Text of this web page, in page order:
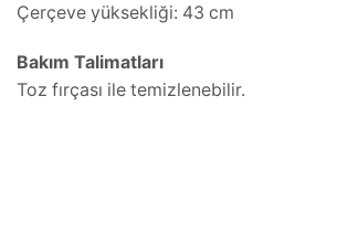
Çerçeve yüksekliği: 43 cm
Bakım Talimatları
Toz fırçası ile temizlenebilir.